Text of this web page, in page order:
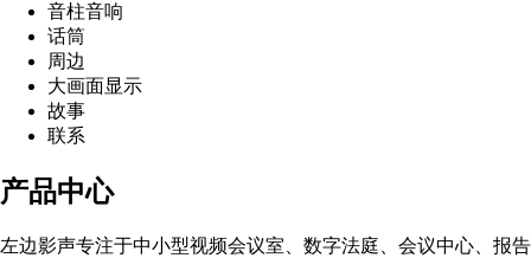
音柱音响
话筒
周边
大画面显示
故事
联系
产品中心
左边影声专注于中小型视频会议室、数字法庭、会议中心、报告